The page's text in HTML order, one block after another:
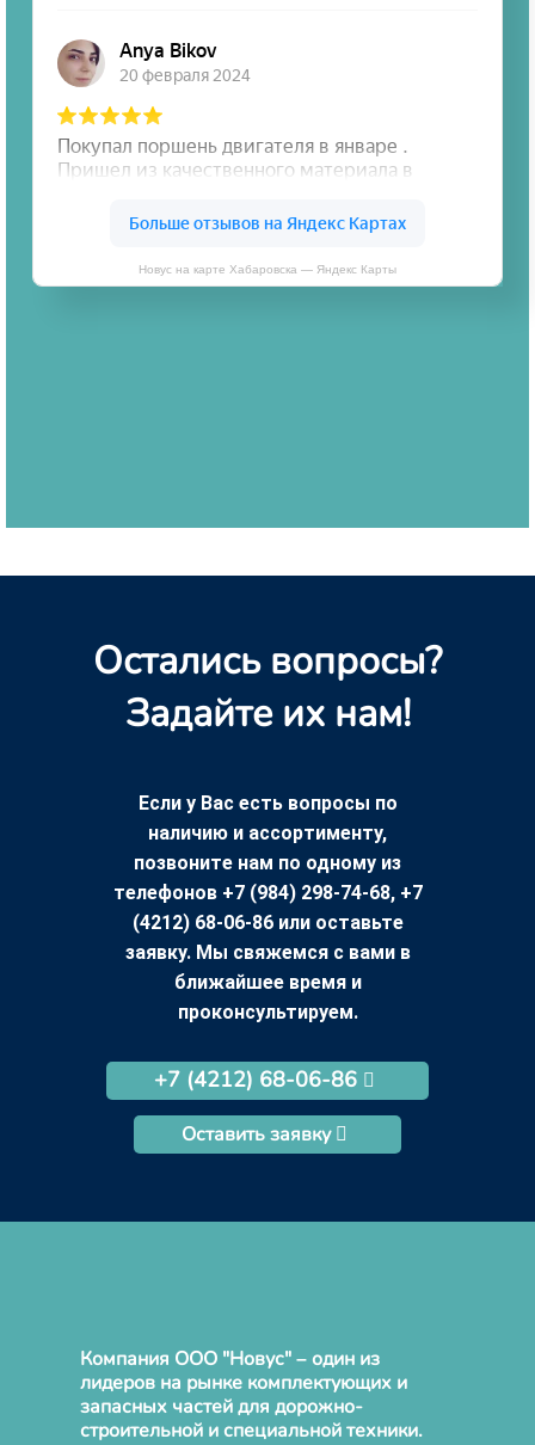
Новус на карте Хабаровска — Яндекс Карты
Остались вопросы?
Задайте их нам!
Если у Вас есть вопросы по
наличию и ассортименту,
позвоните нам по одному из
телефонов +7 (984) 298-74-68, +7
(4212) 68-06-86 или оставьте
заявку. Мы свяжемся с вами в
ближайшее время и
проконсультируем.
+7 (4212) 68-06-86
Оставить заявку
Компания ООО "Новус" – один из
лидеров на рынке комплектующих и
запасных частей для дорожно-
строительной и специальной техники.